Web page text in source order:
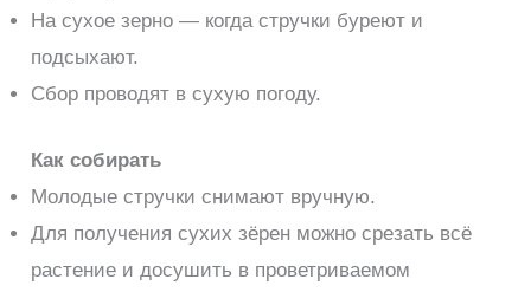
На сухое зерно — когда стручки буреют и
подсыхают.
Сбор проводят в сухую погоду.
Как собирать
Молодые стручки снимают вручную.
Для получения сухих зёрен можно срезать всё
растение и досушить в проветриваемом